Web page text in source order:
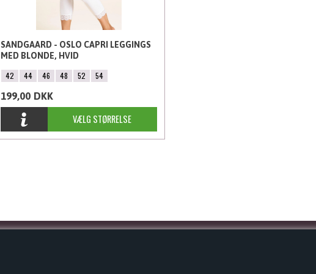
SANDGAARD - OSLO CAPRI LEGGINGS
MED BLONDE, HVID
42 44 46 48 52 54
199,00 DKK